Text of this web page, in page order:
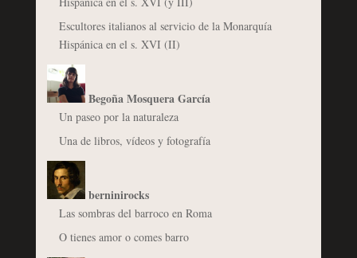
Escultores italianos al servicio de la Monarquía
Hispánica en el s. XVI (II)
Begoña Mosquera García
Un paseo por la naturaleza
Una de libros, vídeos y fotografía
berninirocks
Las sombras del barroco en Roma
O tienes amor o comes barro